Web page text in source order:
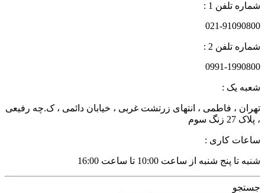
شماره تلفن 1 :
021-91090800
شماره تلفن 2 :
0991-1990800
شعبه یک :
تهران ، فاطمی ، انتهای زرتشت غربی ، خیابان دائمی ، ک.چه رفیعی
، پلاک 27 زنگ سوم
ساعات کاری :
شنبه تا پنج شنبه از ساعت 10:00 تا ساعت 16:00
جستجو